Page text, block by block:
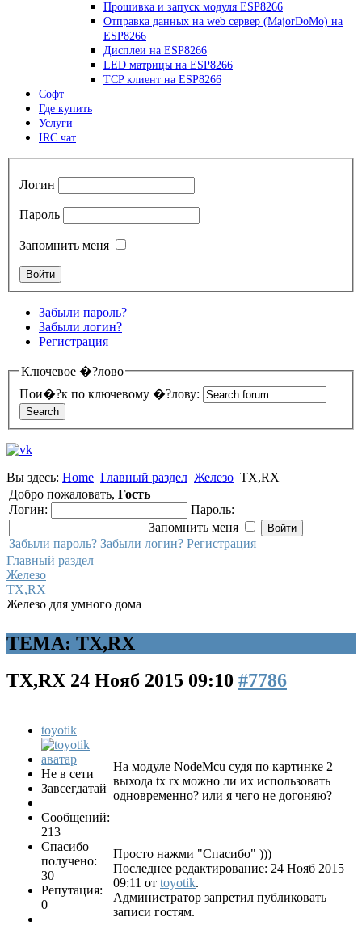
Прошивка и запуск модуля ESP8266
Отправка данных на web сервер (MajorDoMo) на
ESP8266
Дисплеи на ESP8266
LED матрицы на ESP8266
TCP клиент на ESP8266
Софт
Где купить
Услуги
IRC чат
Логин
Пароль
Запомнить меня
Забыли пароль?
Забыли логин?
Регистрация
Ключевое �?лово
Пои�?к по ключевому �?лову:
Вы здесь: Home Главный раздел Железо TX,RX
Добро пожаловать, Гость
Логин:
Пароль:
Запомнить меня
Забыли пароль? Забыли логин? Регистрация
Главный раздел
Железо
TX,RX
Железо для умного дома
ТЕМА: TX,RX
TX,RX 24 Нояб 2015 09:10 #7786
toyotik
Не в сети
Завсегдатай
Сообщений:
213
Спасибо
получено:
30
Репутация:
0
На модуле NodeMcu судя по картинке 2
выхода tx rx можно ли их использовать
одновременно? или я чего не догоняю?
Просто нажми "Спасибо" )))
Последнее редактирование: 24 Нояб 2015
09:11 от toyotik.
Администратор запретил публиковать
записи гостям.